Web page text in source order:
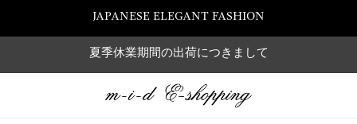
JAPANESE ELEGANT FASHION
夏季休業期間の出荷につきまして